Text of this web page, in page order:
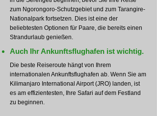
zum Ngorongoro-Schutzgebiet und zum Tarangire-
Nationalpark fortsetzen. Dies ist eine der
beliebtesten Optionen für Paare, die bereits einen
Strandurlaub genießen.
Auch Ihr Ankunftsflughafen ist wichtig.
Die beste Reiseroute hängt von Ihrem
internationalen Ankunftsflughafen ab. Wenn Sie am
Kilimanjaro International Airport (JRO) landen, ist
es am effizientesten, Ihre Safari auf dem Festland
zu beginnen.